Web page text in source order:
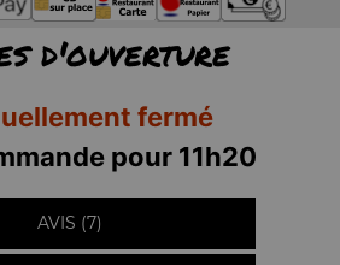
d'ouverture
fermé
pour 11h20
AVIS (7)